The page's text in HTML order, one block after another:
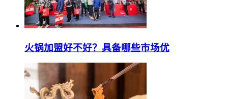
火锅加盟好不好？具备哪些市场优